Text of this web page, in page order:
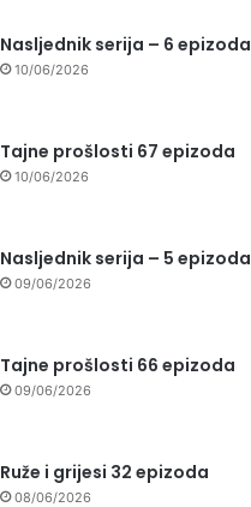
Nasljednik serija – 6 epizoda
10/06/2026
Tajne prošlosti 67 epizoda
10/06/2026
Nasljednik serija – 5 epizoda
09/06/2026
Tajne prošlosti 66 epizoda
09/06/2026
Ruže i grijesi 32 epizoda
08/06/2026